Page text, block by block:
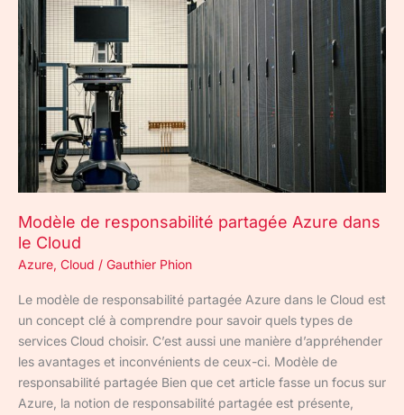
Modèle de responsabilité partagée Azure dans
le Cloud
Azure, Cloud / Gauthier Phion
Le modèle de responsabilité partagée Azure dans le Cloud est
un concept clé à comprendre pour savoir quels types de
services Cloud choisir. C’est aussi une manière d’appréhender
les avantages et inconvénients de ceux-ci. Modèle de
responsabilité partagée Bien que cet article fasse un focus sur
Azure, la notion de responsabilité partagée est présente,
de
responsabilité
partagée
Azure
Cloud